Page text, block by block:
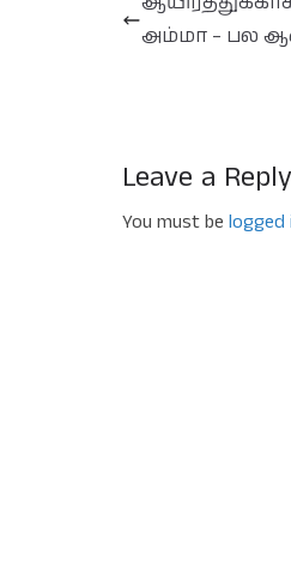
அம்மா – பல
Leave a Reply
You must be logged